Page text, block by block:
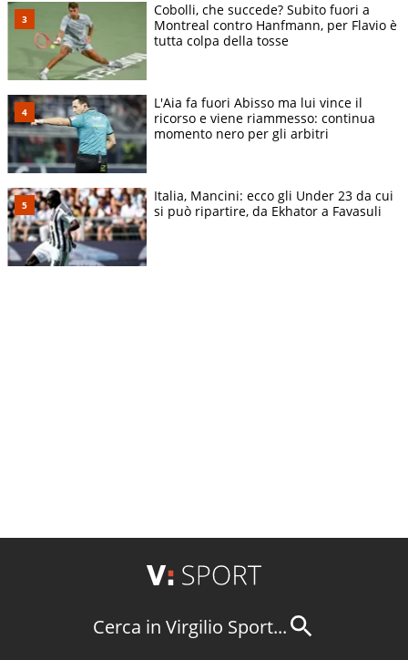
Cobolli, che succede? Subito fuori a
Montreal contro Hanfmann, per Flavio è
tutta colpa della tosse
L'Aia fa fuori Abisso ma lui vince il
ricorso e viene riammesso: continua
momento nero per gli arbitri
Italia, Mancini: ecco gli Under 23 da cui
si può ripartire, da Ekhator a Favasuli
Cerca in Virgilio Sport...